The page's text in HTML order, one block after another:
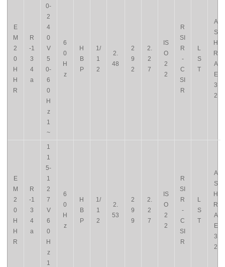
E
M
2
0
H
H
R
R
-1
3
4
a
0-
2
4
0
V
5
0-
6
0
H
z
1
~
6
0
H
z
H
B
P
1/
1
2
2.
48
2
9
2
2.
2
7
IS
O
2
2
R
SI
R
-
C
SI
R
L
S
T
A
S
H
R
A
E
3
2
E
M
2
0
H
H
R
R
-1
3
4
a
1
1
5-
1
2
7
V
6
0
H
z
1
6
0
H
z
H
B
P
1/
1
2
2.
53
2
9
9
2.
2
7
IS
O
2
2
R
SI
R
-
C
SI
R
L
S
T
A
S
H
R
A
E
3
2